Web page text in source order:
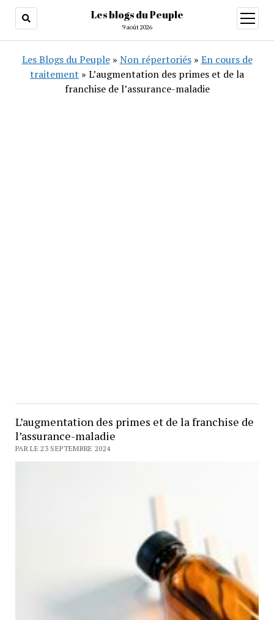
Les blogs du Peuple
9 août 2026
ouvrir
menu
Les Blogs du Peuple» Non répertoriés» En cours de
traitement » L’augmentation des primes et de la
franchise de l’assurance-maladie
L’augmentation des primes et de la franchise de
l’assurance-maladie
PAR LE 23 SEPTEMBRE 2024